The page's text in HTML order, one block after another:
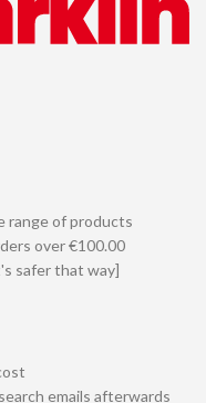
range of products
over €100.00
safer that way]
emails afterwards